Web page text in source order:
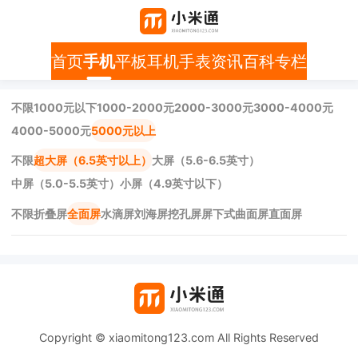
首页手机平板耳机手表资讯百科专栏
不限1000元以下1000-2000元2000-3000元3000-4000元
4000-5000元5000元以上
不限超大屏（6.5英寸以上） 大屏（5.6-6.5英寸）
中屏（5.0-5.5英寸）小屏（4.9英寸以下）
不限折叠屏全面屏水滴屏刘海屏挖孔屏屏下式曲面屏直面屏
Copyright © xiaomitong123.com All Rights Reserved